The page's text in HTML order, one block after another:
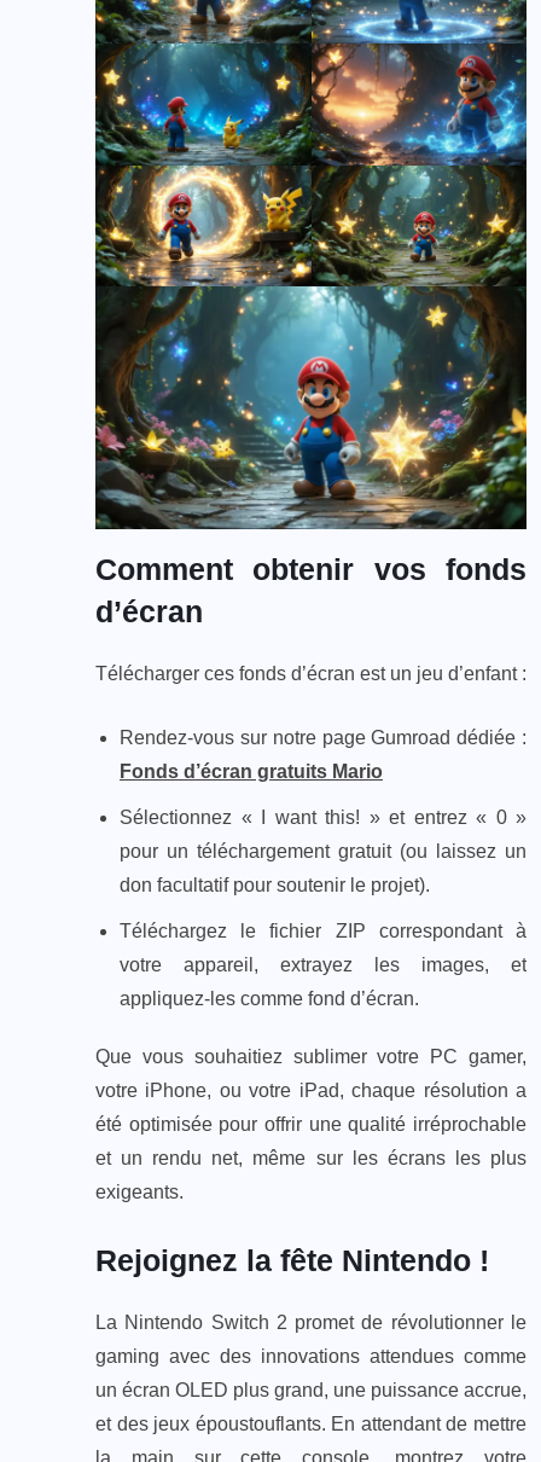
Comment obtenir vos fonds
d’écran
Télécharger ces fonds d’écran est un jeu d’enfant :
Rendez-vous sur notre page Gumroad dédiée :
Fonds d’écran gratuits Mario
Sélectionnez « I want this! » et entrez « 0 »
pour un téléchargement gratuit (ou laissez un
don facultatif pour soutenir le projet).
Téléchargez le fichier ZIP correspondant à
votre appareil, extrayez les images, et
appliquez-les comme fond d’écran.
Que vous souhaitiez sublimer votre PC gamer,
votre iPhone, ou votre iPad, chaque résolution a
été optimisée pour offrir une qualité irréprochable
et un rendu net, même sur les écrans les plus
exigeants.
Rejoignez la fête Nintendo !
La Nintendo Switch 2 promet de révolutionner le
gaming avec des innovations attendues comme
un écran OLED plus grand, une puissance accrue,
et des jeux époustouflants. En attendant de mettre
la main sur cette console, montrez votre